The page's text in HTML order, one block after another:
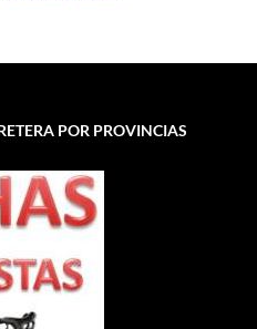
POR PROVINCIAS